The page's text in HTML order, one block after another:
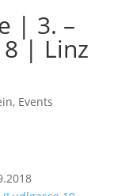
| 3. –
| Linz
, Events